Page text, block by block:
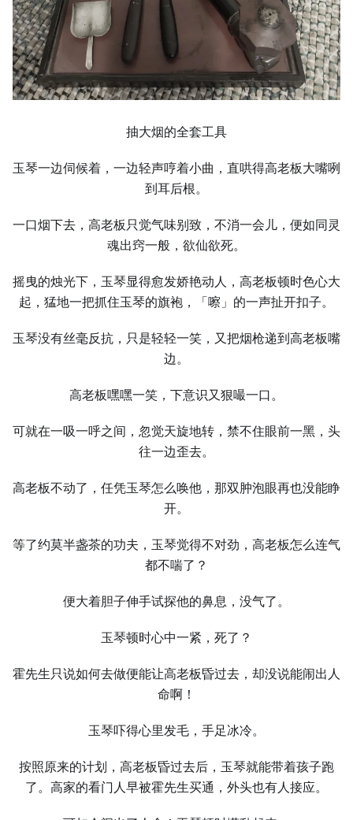
抽大烟的全套工具
玉琴一边伺候着，一边轻声哼着小曲，直哄得高老板大嘴咧
到耳后根。
一口烟下去，高老板只觉气味别致，不消一会儿，便如同灵
魂出窍一般，欲仙欲死。
摇曳的烛光下，玉琴显得愈发娇艳动人，高老板顿时色心大
起，猛地一把抓住玉琴的旗袍，「嚓」的一声扯开扣子。
玉琴没有丝毫反抗，只是轻轻一笑，又把烟枪递到高老板嘴
边。
高老板嘿嘿一笑，下意识又狠嘬一口。
可就在一吸一呼之间，忽觉天旋地转，禁不住眼前一黑，头
往一边歪去。
高老板不动了，任凭玉琴怎么唤他，那双肿泡眼再也没能睁
开。
等了约莫半盏茶的功夫，玉琴觉得不对劲，高老板怎么连气
都不喘了？
便大着胆子伸手试探他的鼻息，没气了。
玉琴顿时心中一紧，死了？
霍先生只说如何去做便能让高老板昏过去，却没说能闹出人
命啊！
玉琴吓得心里发毛，手足冰冷。
按照原来的计划，高老板昏过去后，玉琴就能带着孩子跑
了。高家的看门人早被霍先生买通，外头也有人接应。